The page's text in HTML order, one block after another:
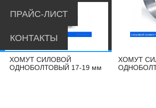
ПРАЙС-ЛИСТ
КОНТАКТЫ
ХОМУТ СИЛОВОЙ
ОДНОБОЛТОВЫЙ 17-19 мм
ХОМУТ